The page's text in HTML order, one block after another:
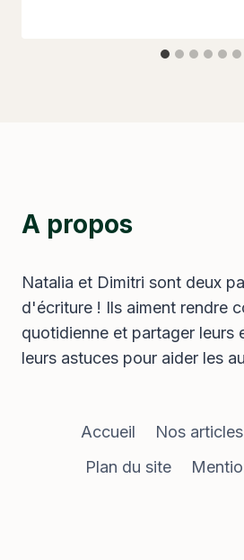
A propos
Natalia et Dimitri sont deux
d'écriture ! Ils aiment rendre
quotidienne et partager leurs
leurs astuces pour aider les
Accueil Nos articles
Plan du site